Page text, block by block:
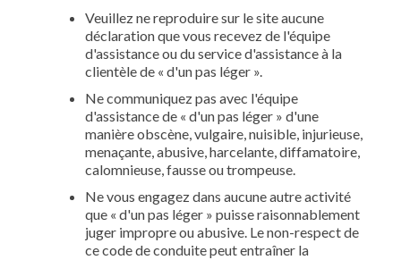
Veuillez ne reproduire sur le site aucune
déclaration que vous recevez de l'équipe
d'assistance ou du service d'assistance à la
clientèle de « d'un pas léger ».
Ne communiquez pas avec l'équipe
d'assistance de « d'un pas léger » d'une
manière obscène, vulgaire, nuisible, injurieuse,
menaçante, abusive, harcelante, diffamatoire,
calomnieuse, fausse ou trompeuse.
Ne vous engagez dans aucune autre activité
que « d'un pas léger » puisse raisonnablement
juger impropre ou abusive. Le non-respect de
ce code de conduite peut entraîner la